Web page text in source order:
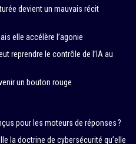
devient un mauvais récit
elle accélère l’agonie
reprendre le contrôle de l’IA au
un bouton rouge
pour les moteurs de réponses ?
la doctrine de cybersécurité qu’elle